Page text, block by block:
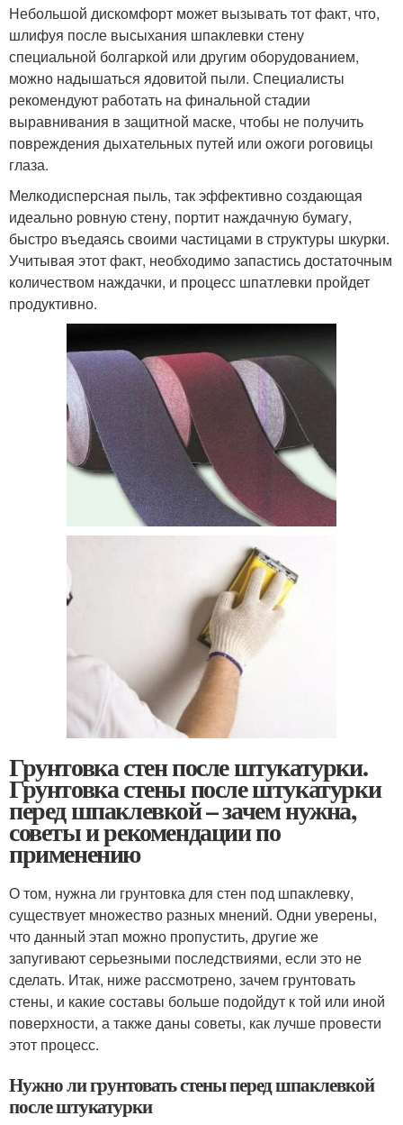
Небольшой дискомфорт может вызывать тот факт, что,
шлифуя после высыхания шпаклевки стену
специальной болгаркой или другим оборудованием,
можно надышаться ядовитой пыли. Специалисты
рекомендуют работать на финальной стадии
выравнивания в защитной маске, чтобы не получить
повреждения дыхательных путей или ожоги роговицы
глаза.
Мелкодисперсная пыль, так эффективно создающая
идеально ровную стену, портит наждачную бумагу,
быстро въедаясь своими частицами в структуры шкурки.
Учитывая этот факт, необходимо запастись достаточным
количеством наждачки, и процесс шпатлевки пройдет
продуктивно.
Грунтовка стен после штукатурки.
Грунтовка стены после штукатурки
перед шпаклевкой – зачем нужна,
советы и рекомендации по
применению
О том, нужна ли грунтовка для стен под шпаклевку,
существует множество разных мнений. Одни уверены,
что данный этап можно пропустить, другие же
запугивают серьезными последствиями, если это не
сделать. Итак, ниже рассмотрено, зачем грунтовать
стены, и какие составы больше подойдут к той или иной
поверхности, а также даны советы, как лучше провести
этот процесс.
Нужно ли грунтовать стены перед шпаклевкой
после штукатурки